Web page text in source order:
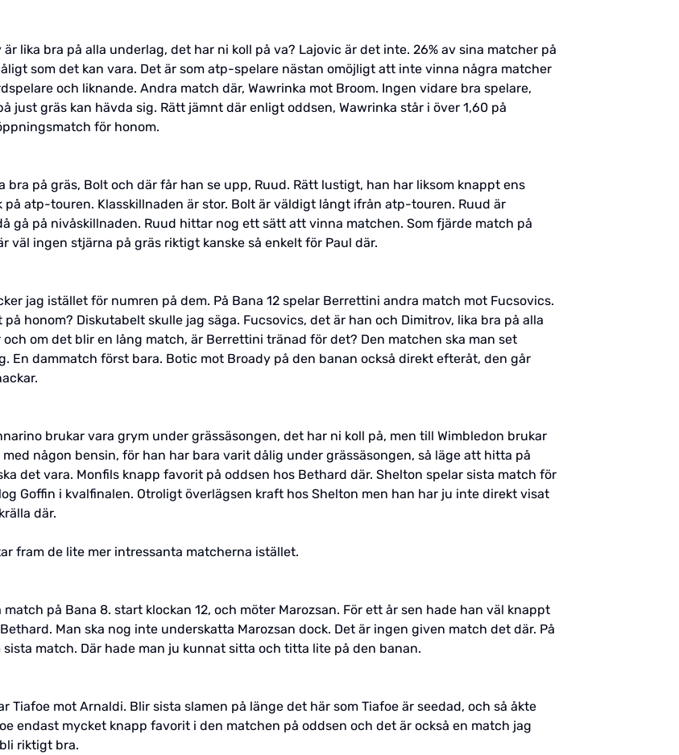
lika bra på alla underlag, det har ni koll på va? Lajovic är det inte. 26% av sina matcher på
som det kan vara. Det är som atp-spelare nästan omöjligt att inte vinna några matcher
och liknande. Andra match där, Wawrinka mot Broom. Ingen vidare bra spelare,
just gräs kan hävda sig. Rätt jämnt där enligt oddsen, Wawrinka står i över 1,60 på
för honom.
bra på gräs, Bolt och där får han se upp, Ruud. Rätt lustigt, han har liksom knappt ens
atp-touren. Klasskillnaden är stor. Bolt är väldigt långt ifrån atp-touren. Ruud är
gå på nivåskillnaden. Ruud hittar nog ett sätt att vinna matchen. Som fjärde match på
väl ingen stjärna på gräs riktigt kanske så enkelt för Paul där.
jag istället för numren på dem. På Bana 12 spelar Berrettini andra match mot Fucsovics.
honom? Diskutabelt skulle jag säga. Fucsovics, det är han och Dimitrov, lika bra på alla
om det blir en lång match, är Berrettini tränad för det? Den matchen ska man set
En dammatch först bara. Botic mot Broady på den banan också direkt efteråt, den går
brukar vara grym under grässäsongen, det har ni koll på, men till Wimbledon brukar
någon bensin, för han har bara varit dålig under grässäsongen, så läge att hitta på
det vara. Monfils knapp favorit på oddsen hos Bethard där. Shelton spelar sista match för
Goffin i kvalfinalen. Otroligt överlägsen kraft hos Shelton men han har ju inte direkt visat
där.
fram de lite mer intressanta matcherna istället.
på Bana 8. start klockan 12, och möter Marozsan. För ett år sen hade han väl knappt
Man ska nog inte underskatta Marozsan dock. Det är ingen given match det där. På
match. Där hade man ju kunnat sitta och titta lite på den banan.
Tiafoe mot Arnaldi. Blir sista slamen på länge det här som Tiafoe är seedad, och så åkte
endast mycket knapp favorit i den matchen på oddsen och det är också en match jag
riktigt bra.